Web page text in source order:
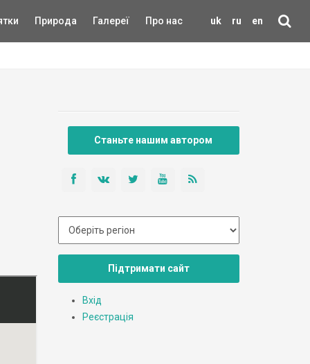
uk ru en
Природа Галереї Про нас
Станьте нашим автором
Підтримати сайт
Вхід
Реєстрація